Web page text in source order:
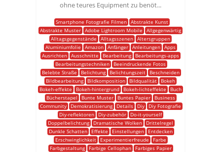
ohne teures Equipment zu benöt...
Smartphone Fotografie Filmen
Abstrakte Kunst
Abstrakte Muster Adobe Lightroom Mobile
Allgegenwärtig
Alltagsgegenstände
Alltagsszenen Altersgruppen
Aluminiumfolie
Amazon Anfänger Anleitungen Apps
Ausrichten Ausschnitte Bearbeitung
Bearbeitungs-apps
Bearbeitungstechniken
Beeindruckende Fotos
Belebte Straße
Belichtung Belichtungszeit
Beschneiden
Bildbearbeitung
Bildkomposition Bildqualität
Bokeh
Bokeh-effekte
Bokeh-hintergrund Bokeh-lichteffekte
Buch
Bücherstapel
Bunte Muster Buntes Papier
Business
Community
Demokratisierung Details Diy
Diy Fotografie
Diy-reflektoren
Diy-zubehör
Do-it-yourself
Doppelbelichtung
Dramatische Wolken
Drittelregel
Dunkle Schatten
Effekte Einstellungen
Entdecken
Erschwinglichkeit
Experimentierfreude
Farbe
Farbgestaltung
Farbige Cellophan
Farbiges Papier